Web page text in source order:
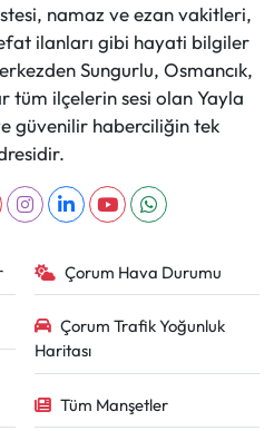
namaz ve ezan vakitleri,
ilanları gibi hayati bilgiler
Sungurlu, Osmancık,
tüm ilçelerin sesi olan Yayla
güvenilir haberciliğin tek
Çorum Hava Durumu
Çorum Trafik Yoğunluk
Haritası
Tüm Manşetler